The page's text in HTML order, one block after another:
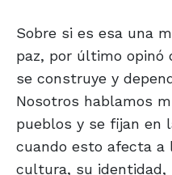
Sobre si es esa una
paz, por último opinó
se construye y
Nosotros hablamos
pueblos y se fijan en
cuando esto afecta a
cultura, su identidad,